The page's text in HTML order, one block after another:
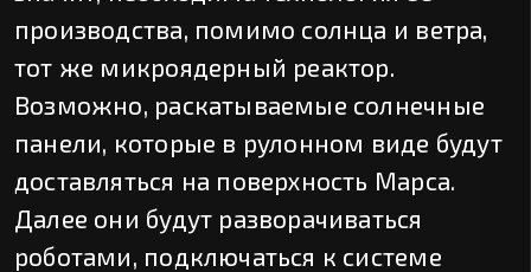
производства, помимо солнца и ветра,
тот же микроядерный реактор.
Возможно, раскатываемые солнечные
панели, которые в рулонном виде будут
доставляться на поверхность Марса.
Далее они будут разворачиваться
роботами, подключаться к системе